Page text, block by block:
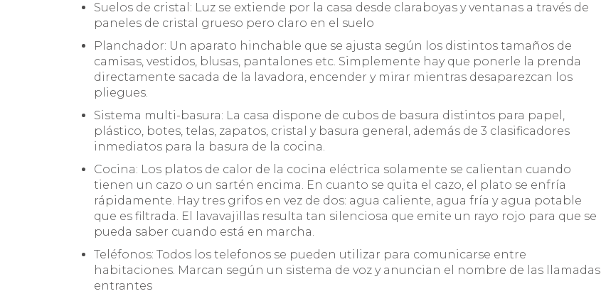
Suelos de cristal: Luz se extiende por la casa desde claraboyas y ventanas a través de
paneles de cristal grueso pero claro en el suelo
Planchador: Un aparato hinchable que se ajusta según los distintos tamaños de
camisas, vestidos, blusas, pantalones etc. Simplemente hay que ponerle la prenda
directamente sacada de la lavadora, encender y mirar mientras desaparezcan los
pliegues.
Sistema multi-basura: La casa dispone de cubos de basura distintos para papel,
plástico, botes, telas, zapatos, cristal y basura general, además de 3 clasificadores
inmediatos para la basura de la cocina.
Cocina: Los platos de calor de la cocina eléctrica solamente se calientan cuando
tienen un cazo o un sartén encima. En cuanto se quita el cazo, el plato se enfría
rápidamente. Hay tres grifos en vez de dos: agua caliente, agua fría y agua potable
que es filtrada. El lavavajillas resulta tan silenciosa que emite un rayo rojo para que se
pueda saber cuando está en marcha.
Teléfonos: Todos los telefonos se pueden utilizar para comunicarse entre
habitaciones. Marcan según un sistema de voz y anuncian el nombre de las llamadas
entrantes